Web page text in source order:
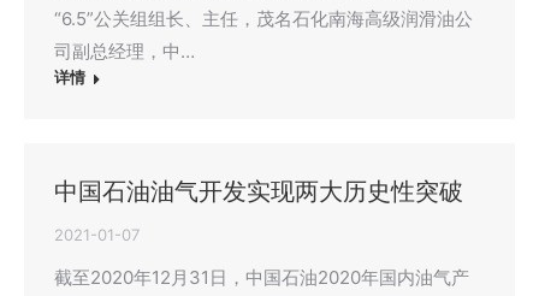
“6.5”公关组组长、主任，茂名石化南海高级润滑油公
司副总经理，中…
详情
中国石油油气开发实现两大历史性突破
2021-01-07
截至2020年12月31日，中国石油2020年国内油气产